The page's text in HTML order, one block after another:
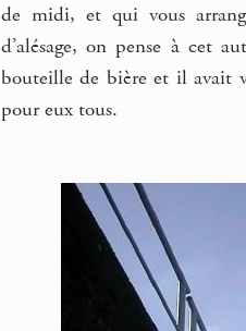
de midi, et qui vous
d’alésage, on pense à cet
bouteille de bière et il avait
pour eux tous.